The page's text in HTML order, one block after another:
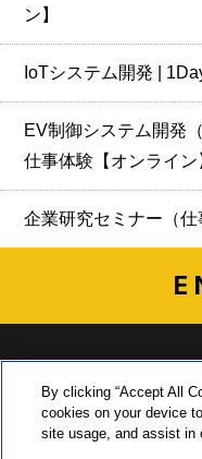
ン】
IoTシステム開発 |
EV制御システム開発
仕事体験【オンライン
企業研究セミナー（仕
〒435-0015 静
By clicking “Accept All
cookies on your device
site usage, and assist in